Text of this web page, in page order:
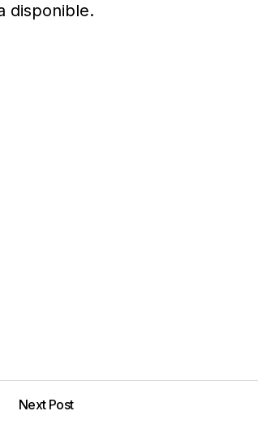
disponible.
Next Post